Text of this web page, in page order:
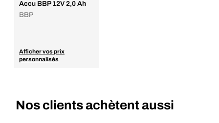
Accu BBP 12V 2,0 Ah
BBP
Afficher vos prix
personnalisés
Nos clients achètent aussi